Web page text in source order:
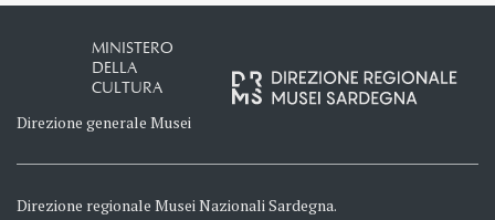
MINISTERO
DELLA
CULTURA
Direzione generale Musei
Direzione regionale Musei Nazionali Sardegna.